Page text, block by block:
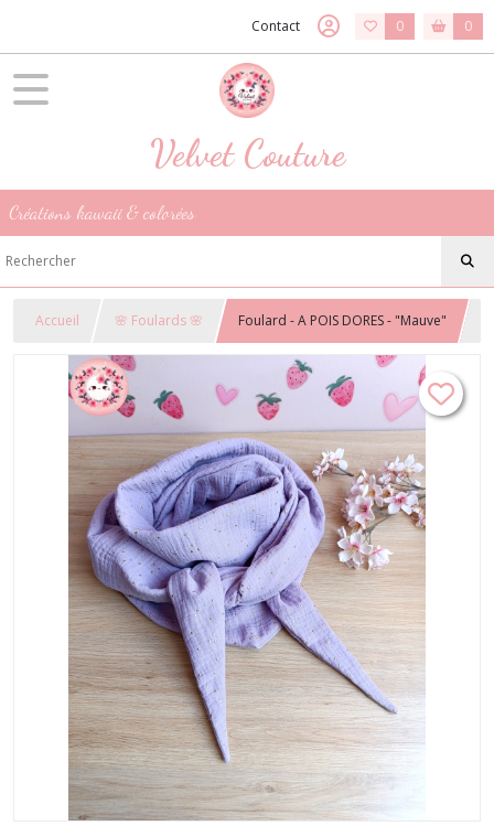
Contact 0 0
Velvet Couture
Créations kawaii & colorées
Accueil 🌸 Foulards 🌸 Foulard - A POIS DORES - "Mauve"